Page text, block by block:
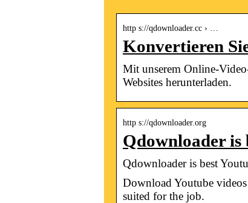
http s://qdownloader.cc › …
Konvertieren
Mit unserem Online-
Websites herunterladen.
http s://qdownloader.org
Qdownloader
Qdownloader is best
Download Youtube
suited for the job.